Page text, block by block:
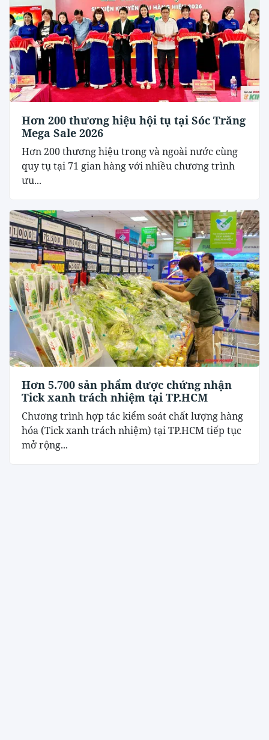
Hơn 200 thương hiệu hội tụ tại Sóc Trăng
Mega Sale 2026
Hơn 200 thương hiệu trong và ngoài nước cùng
quy tụ tại 71 gian hàng với nhiều chương trình
ưu...
Hơn 5.700 sản phẩm được chứng nhận
Tick xanh trách nhiệm tại TP.HCM
Chương trình hợp tác kiểm soát chất lượng hàng
hóa (Tick xanh trách nhiệm) tại TP.HCM tiếp tục
mở rộng...